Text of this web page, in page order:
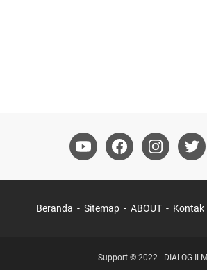
Beranda Sitemap ABOUT Kontak
Support © 2022 - DIALOG